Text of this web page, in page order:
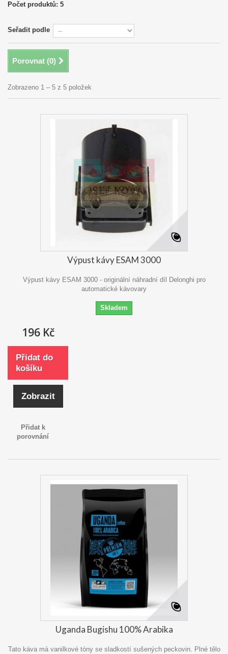
Počet produktů: 5
Seřadit podle
Porovnat (0)
Zobrazeno 1 – 5 z 5 položek
Výpust kávy ESAM 3000
Výpust kávy ESAM 3000 - originální náhradní díl Delonghi pro
automatické kávovary
Skladem
196 Kč
Přidat do
košíku
Zobrazit
Přidat k
porovnání
Uganda Bugishu 100% Arabika
Tato káva má vanilkové tóny se sladkostí sušených peckovin. Plné tělo